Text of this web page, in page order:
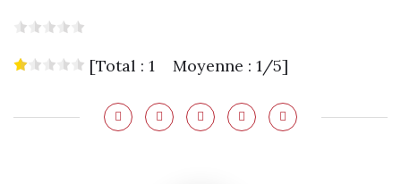
[Total : 1 Moyenne : 1/5]